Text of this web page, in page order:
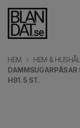
HEM HEM &
DAMMSUGARPÅSAR
H91. 5 ST.